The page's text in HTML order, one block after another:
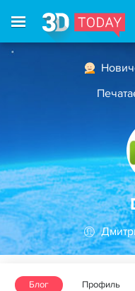
Блог Профиль